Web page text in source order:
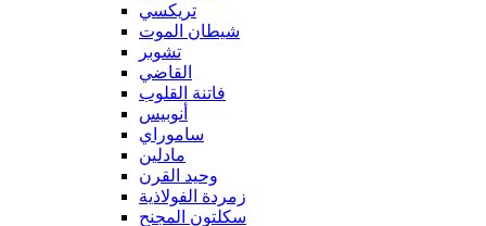
تريكسي
شيطان الموت
تشوبر
القاضي
فاتنة القلوب
أنوبيس
ساموراي
مادلين
وحيد القرن
زمردة الفولاذية
سكلتون المجنح